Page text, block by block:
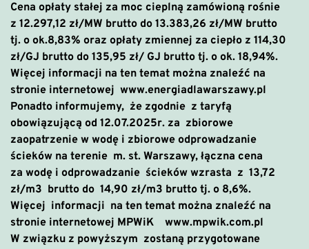
Cena opłaty stałej za moc cieplną zamówioną rośnie
z 12.297,12 zł/MW brutto do 13.383,26 zł/MW brutto
tj. o ok.8,83% oraz opłaty zmiennej za ciepło z 114,30
zł/GJ brutto do 135,95 zł/ GJ brutto tj. o ok. 18,94%.
Więcej informacji na ten temat można znaleźć na
stronie internetowej www.energiadlawarszawy.pl
Ponadto informujemy, że zgodnie z taryfą
obowiązującą od 12.07.2025r. za zbiorowe
zaopatrzenie w wodę i zbiorowe odprowadzanie
ścieków na terenie m. st. Warszawy, łączna cena
za wodę i odprowadzanie ścieków wzrasta z 13,72
zł/m3 brutto do 14,90 zł/m3 brutto tj. o 8,6%.
Więcej informacji na ten temat można znaleźć na
stronie internetowej MPWiK www.mpwik.com.pl
W związku z powyższym zostaną przygotowane